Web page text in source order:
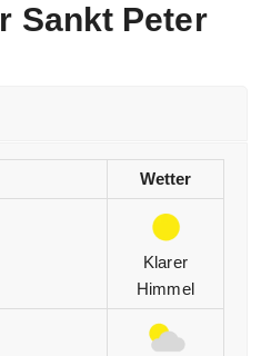
Sankt Peter
Wetter
Klarer
Himmel